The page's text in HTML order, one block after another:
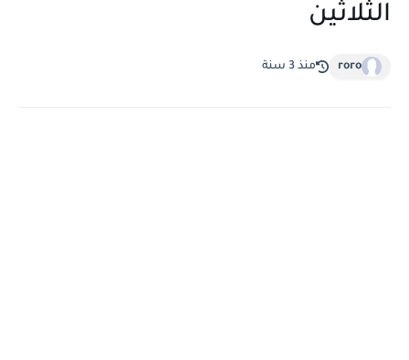
الثلاثين
roro منذ 3 سنة